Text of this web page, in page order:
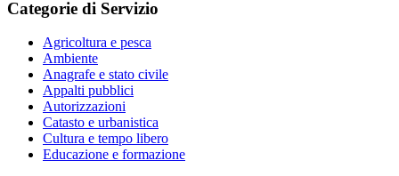
Categorie di Servizio
Agricoltura e pesca
Ambiente
Anagrafe e stato civile
Appalti pubblici
Autorizzazioni
Catasto e urbanistica
Cultura e tempo libero
Educazione e formazione